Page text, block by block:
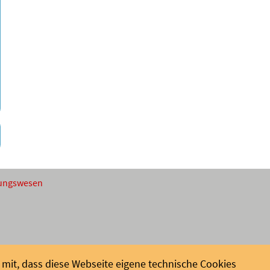
dass diese Webseite eigene technische Cookies